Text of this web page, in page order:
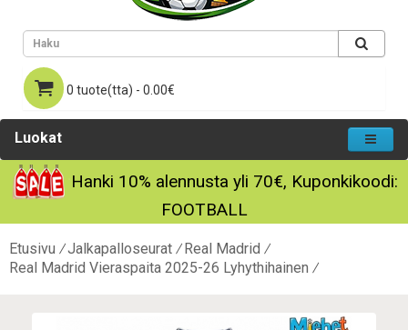
0 tuote(tta) - 0.00€
Luokat
Hanki 10% alennusta yli 70€, Kuponkikoodi:
FOOTBALL
Etusivu Jalkapalloseurat
Real Madrid
Real Madrid Vieraspaita 2025-26 Lyhythihainen